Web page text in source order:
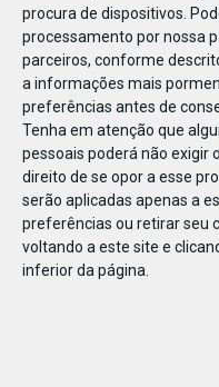
procura de dispositivos.
processamento por nossa
parceiros, conforme
a informações mais
preferências antes de
Tenha em atenção que
pessoais poderá não exigir
direito de se opor a esse
serão aplicadas apenas a
preferências ou retirar seu
voltando a este site e
inferior da página.